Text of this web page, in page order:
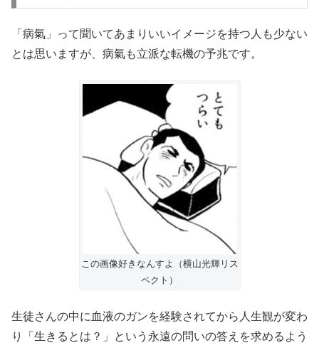
「病氣」って聞いてあまりいいイメージを持つ人も少ない
とは思いますが、病氣も立派な転機の予兆です。
この画像好きなんすよ（横山光輝リス
ペクト）
生徒さんの中に血液のガンを経験されてから人生観が変わ
り「生きるとは？」という永遠の問いの答えを求めるよう